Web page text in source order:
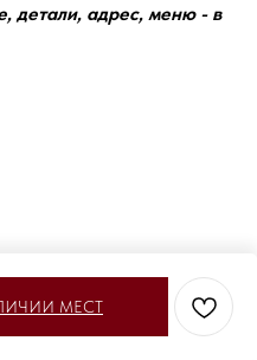
МЕСТ
детали, адрес, меню - в